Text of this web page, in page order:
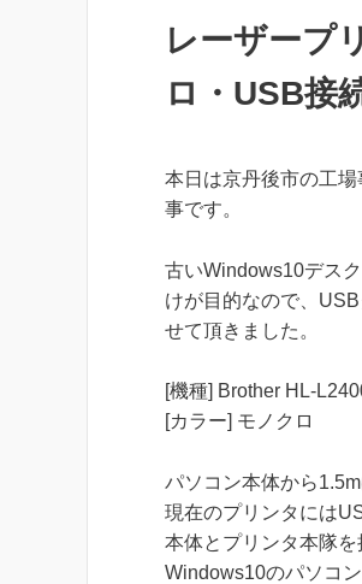
レーザープ
ロ・USB接
本日は京丹後市の工
事です。
古いWindows10デス
けが目的なので、
せて頂きました。
[機種] Brother HL-
[カラー] モノクロ
パソコン本体から
現在のプリンタには
本体とプリンタ本隊を
Windows10のパソコ